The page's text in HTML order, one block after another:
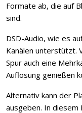
Formate ab, die auf
sind.
DSD-Audio, wie es
Kanälen unterstützt.
Spur auch eine
Auflösung genießen
Alternativ kann der
ausgeben. In